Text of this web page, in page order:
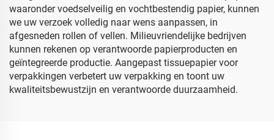
waaronder voedselveilig en vochtbestendig papier, kunnen
we uw verzoek volledig naar wens aanpassen, in
afgesneden rollen of vellen. Milieuvriendelijke bedrijven
kunnen rekenen op verantwoorde papierproducten en
geïntegreerde productie. Aangepast tissuepapier voor
verpakkingen verbetert uw verpakking en toont uw
kwaliteitsbewustzijn en verantwoorde duurzaamheid.